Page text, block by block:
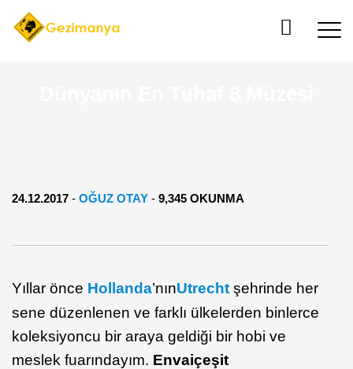
24.12.2017 - OĞUZ OTAY - 9,345 OKUNMA
Yıllar önce Hollanda’nınUtrecht şehrinde her
sene düzenlenen ve farklı ülkelerden binlerce
koleksiyoncu bir araya geldiği bir hobi ve
meslek fuarındayım. Envaiçeşit